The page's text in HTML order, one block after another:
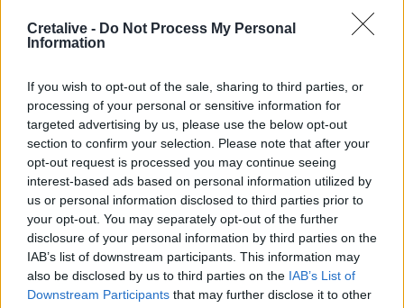
Cretalive - Do Not Process My Personal
Information
If you wish to opt-out of the sale, sharing to third parties, or
processing of your personal or sensitive information for
targeted advertising by us, please use the below opt-out
section to confirm your selection. Please note that after your
opt-out request is processed you may continue seeing
interest-based ads based on personal information utilized by
us or personal information disclosed to third parties prior to
your opt-out. You may separately opt-out of the further
disclosure of your personal information by third parties on the
IAB’s list of downstream participants. This information may
also be disclosed by us to third parties on the IAB’s List of
Downstream Participants that may further disclose it to other
Κινητοποιήθηκαν εναέρια μέσα
Ζελένσκι: Περισσότεροι από 50.000 Βορειοκορεάτες
στρατιώτες θα αναπτυχθούν στη Ρωσία
15:35
«Τα λουλούδια μιλούν» του Βασίλη Ξημέρη
15:26
Οδήγηση με σαγιονάρες: Επιτρέπεται τελικά ή
κινδυνεύεις με πρόστιμο;
ΠΕΡΙΣΣΟΤΕΡΑ